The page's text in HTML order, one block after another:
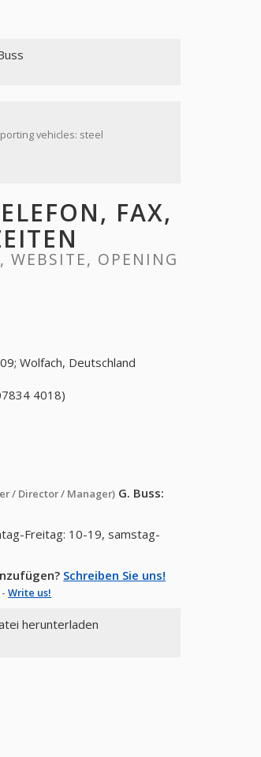
vehicles: steel
FAX,
WEBSITE, OPENING
Wolfach, Deutschland
4018)
/ Director / Manager) G. Buss:
Freitag: 10-19, samstag-
Schreiben Sie uns!
-Write us!
herunterladen